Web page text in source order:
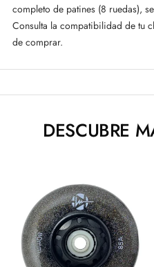
completo de patines (8 ruedas),
Consulta la compatibilidad de tu
de comprar.
DESCUBRE